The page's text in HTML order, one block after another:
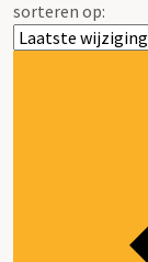
sorteren op: